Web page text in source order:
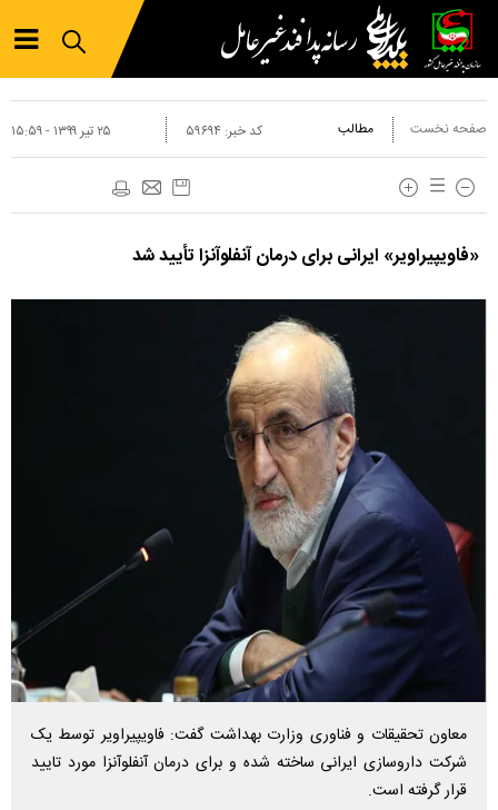
صفحه نخست مطالب ۲۵ تير ۱۳۹۹ - ۱۵:۵۹ کد خبر: ۵۹۶۹۴
«فاویپیراویر» ایرانی برای درمان آنفلوآنزا تأیید شد
معاون تحقیقات و فناوری وزارت بهداشت گفت: فاویپیراویر توسط یک
شرکت داروسازی ایرانی ساخته شده و برای درمان آنفلوآنزا مورد تایید
قرار گرفته است.